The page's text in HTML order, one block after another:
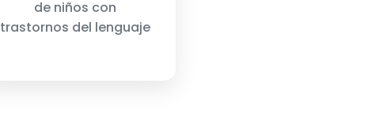
de niños con
trastornos del lenguaje